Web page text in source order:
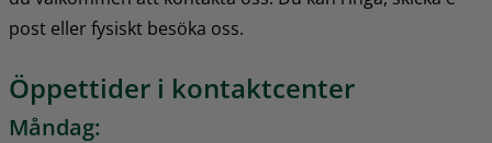
post eller fysiskt besöka oss.
Öppettider i kontaktcenter
Måndag: